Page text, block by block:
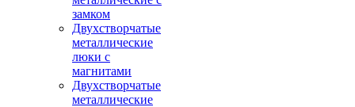
замком
Двухстворчатые
металлические
люки с
магнитами
Двухстворчатые
металлические